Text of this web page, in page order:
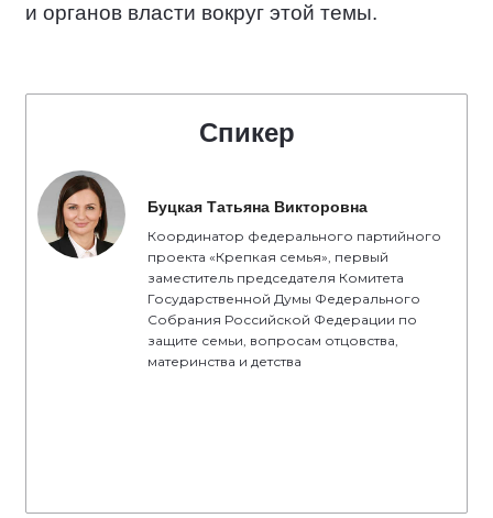
и органов власти вокруг этой темы.
Спикер
Буцкая Татьяна Викторовна
Координатор федерального партийного
проекта «Крепкая семья», первый
заместитель председателя Комитета
Государственной Думы Федерального
Собрания Российской Федерации по
защите семьи, вопросам отцовства,
материнства и детства